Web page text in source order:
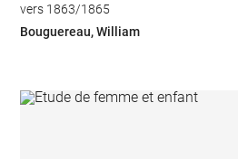
vers 1863/1865
Bouguereau, William